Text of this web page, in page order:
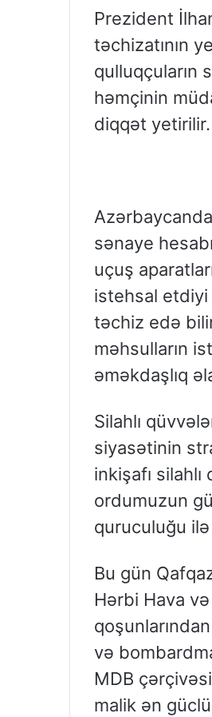
Prezident
təchizatının
qulluqçuların
həmçinin
diqqət yetirilir.
sənaye
uçuş
istehsal etdiyi
təchiz edə
məhsulların
əməkdaşlıq
Silahlı
siyasətinin
inkişafı
ordumuzun
quruculuğu
Bu gün
Hərbi Hava
və
MDB
malik ən